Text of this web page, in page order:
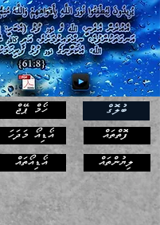
ހޯމް ޕޭޖް
އޯޑިއޯ މަދަހަ
އޯޑިއޯތައް
ބުލޮގް
ފޮތްތައް
ލިޔުންތައް